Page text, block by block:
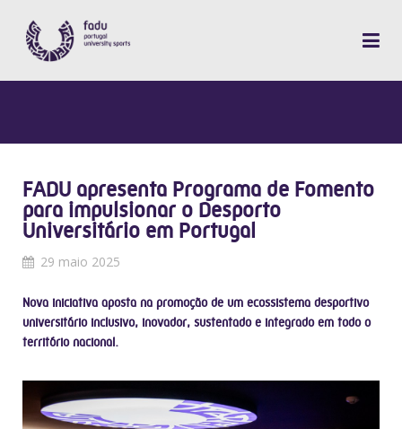
FADU apresenta Programa de Fomento
para impulsionar o Desporto
Universitário em Portugal
29 maio 2025
Nova iniciativa aposta na promoção de um ecossistema desportivo
universitário inclusivo, inovador, sustentado e integrado em todo o
território nacional.